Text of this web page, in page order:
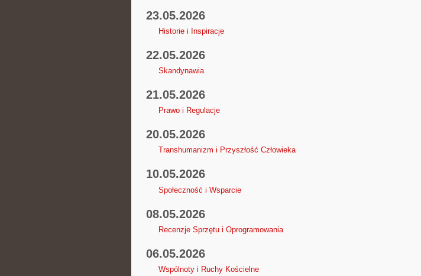
23.05.2026
Historie i Inspiracje
22.05.2026
Skandynawia
21.05.2026
Prawo i Regulacje
20.05.2026
Transhumanizm i Przyszłość Człowieka
10.05.2026
Społeczność i Wsparcie
08.05.2026
Recenzje Sprzętu i Oprogramowania
06.05.2026
Wspólnoty i Ruchy Kościelne